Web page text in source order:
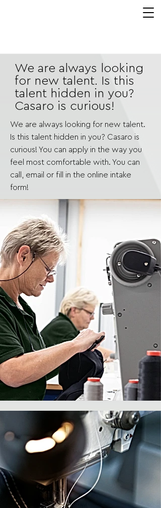
We are always looking
for new talent. Is this
talent hidden in you?
Casaro is curious!
We are always looking for new talent.
Is this talent hidden in you? Casaro is
curious! You can apply in the way you
feel most comfortable with. You can
call, email or fill in the online intake
form!